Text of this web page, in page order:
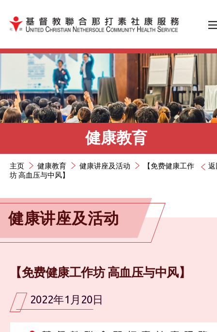
跳到内容（按输入键）
健康教育
返
主页 健康教育 健康讲座及活动
【免费健康工作
坊 高血压与中风】
健康讲座及活动
【免费健康工作坊 高血压与中风】
2022年1月20日